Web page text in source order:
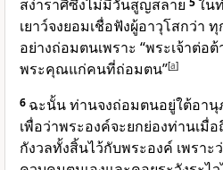
สง่าราศีซึ่งไม่มีวันสูญสลาย
ใน
เยาว์จงยอมเชื่อฟังผู้อาวุโสกว่า
อย่างถ่อมตนเพราะ “พระเจ้าต่อ
พระคุณแก่คนที่ถ่อมตน”[a]
6 ฉะนั้น ท่านจงถ่อมตนอยู่ใต้อา
เพื่อว่าพระองค์จะยกย่องท่านเมื่อ
กังวลทั้งสิ้นไว้กับพระองค์ เพรา